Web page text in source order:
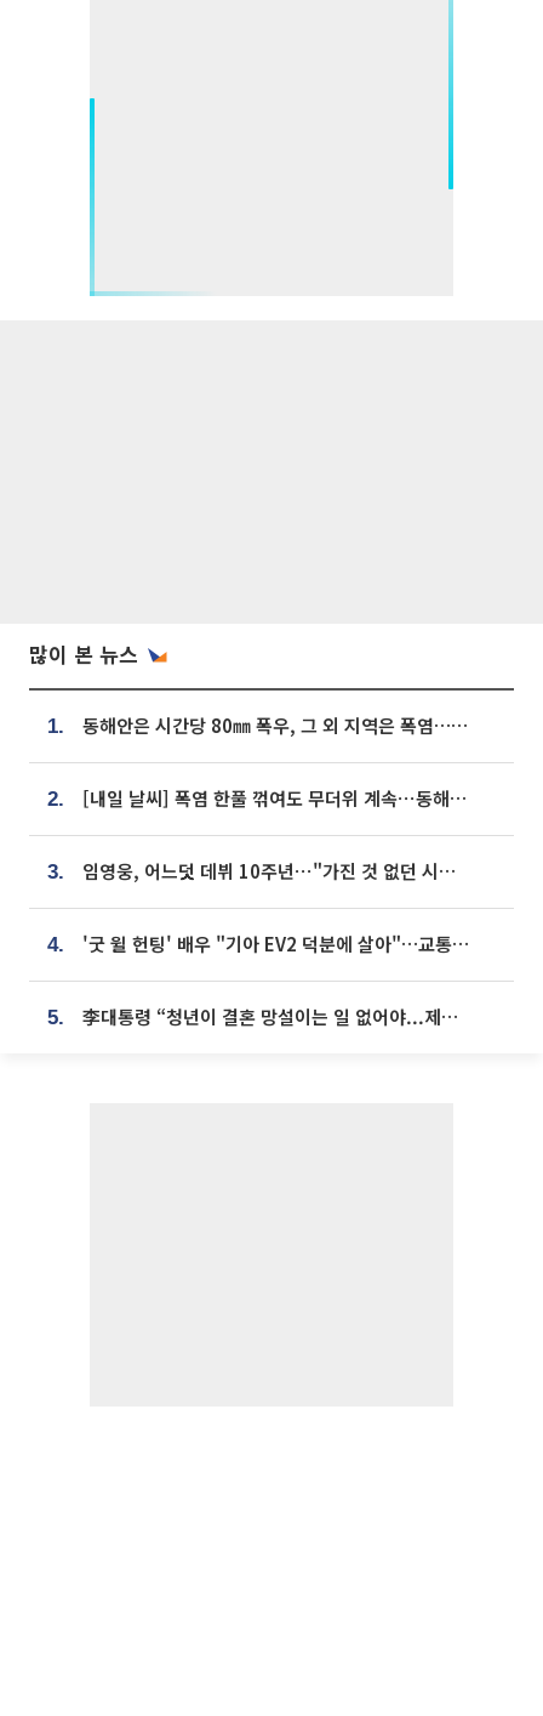
많이 본 뉴스
1. 동해안은 시간당 80㎜ 폭우, 그 외 지역은 폭염…‘극과 극 날씨’
2. [내일 날씨] 폭염 한풀 꺾여도 무더위 계속⋯동해안 이틀 연속 비
3. 임영웅, 어느덧 데뷔 10주년⋯"가진 것 없던 시절, 내 앞엔 20명의 팬뿐"
4. '굿 윌 헌팅' 배우 "기아 EV2 덕분에 살아"…교통사고 후 안전성 극찬
5. 李대통령 “청년이 결혼 망설이는 일 없어야...제도상 불이익 조사”